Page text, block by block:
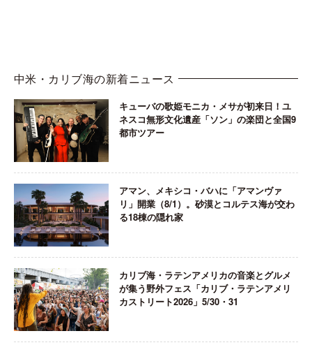
中米・カリブ海の新着ニュース
キューバの歌姫モニカ・メサが初来日！ユ
ネスコ無形文化遺産「ソン」の楽団と全国9
都市ツアー
アマン、メキシコ・バハに「アマンヴァ
リ」開業（8/1）。砂漠とコルテス海が交わ
る18棟の隠れ家
カリブ海・ラテンアメリカの音楽とグルメ
が集う野外フェス「カリブ・ラテンアメリ
カストリート2026」5/30・31